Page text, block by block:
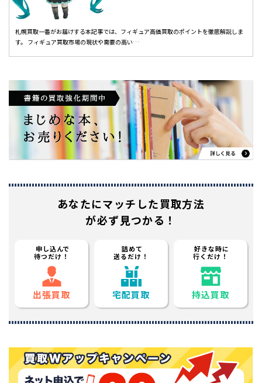
札幌買取一番がお届けする本記事では、フィギュア高価買取のポイントを徹底解説しま
す。 フィギュア買取市場の現状や需要の高い…
あなたにマッチした買取方法
が必ず見つかる！
申し込んで
待つだけ！
出張買取
詰めて
送るだけ！
宅配買取
好きな時に
行くだけ！
持込買取